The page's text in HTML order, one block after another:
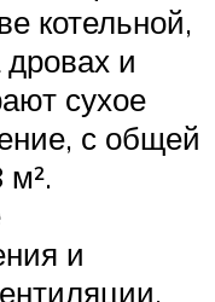
котельной,
и
сухое
с общей
и